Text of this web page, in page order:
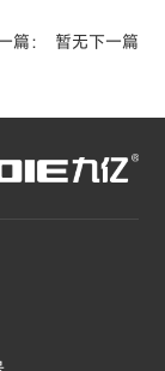
篇： 暂无下一篇